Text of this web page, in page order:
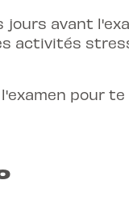
avant
activités
pour